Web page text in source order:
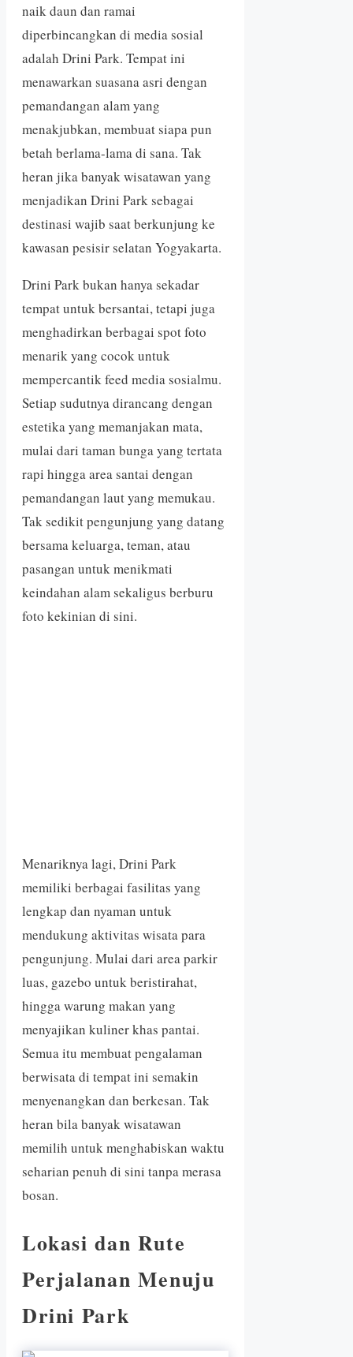
naik daun dan ramai
diperbincangkan di media sosial
adalah Drini Park. Tempat ini
menawarkan suasana asri dengan
pemandangan alam yang
menakjubkan, membuat siapa pun
betah berlama-lama di sana. Tak
heran jika banyak wisatawan yang
menjadikan Drini Park sebagai
destinasi wajib saat berkunjung ke
kawasan pesisir selatan Yogyakarta.
Drini Park bukan hanya sekadar
tempat untuk bersantai, tetapi juga
menghadirkan berbagai spot foto
menarik yang cocok untuk
mempercantik feed media sosialmu.
Setiap sudutnya dirancang dengan
estetika yang memanjakan mata,
mulai dari taman bunga yang tertata
rapi hingga area santai dengan
pemandangan laut yang memukau.
Tak sedikit pengunjung yang datang
bersama keluarga, teman, atau
pasangan untuk menikmati
keindahan alam sekaligus berburu
foto kekinian di sini.
Menariknya lagi, Drini Park
memiliki berbagai fasilitas yang
lengkap dan nyaman untuk
mendukung aktivitas wisata para
pengunjung. Mulai dari area parkir
luas, gazebo untuk beristirahat,
hingga warung makan yang
menyajikan kuliner khas pantai.
Semua itu membuat pengalaman
berwisata di tempat ini semakin
menyenangkan dan berkesan. Tak
heran bila banyak wisatawan
memilih untuk menghabiskan waktu
seharian penuh di sini tanpa merasa
bosan.
Lokasi dan Rute
Perjalanan Menuju
Drini Park